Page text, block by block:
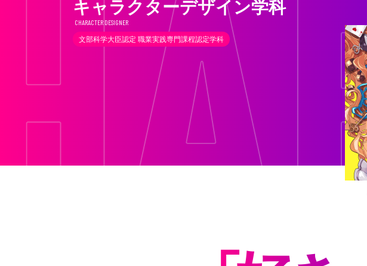
キャラクターデザイン学科
CHARACTER DESIGNER
文部科学大臣認定 職業実践専門課程認定学科